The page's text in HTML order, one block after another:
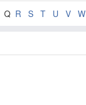
Q R S T U V W